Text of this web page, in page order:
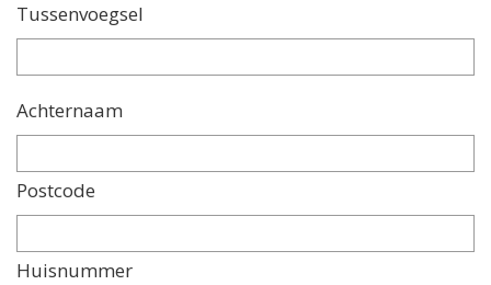
Tussenvoegsel
Achternaam
Postcode
Huisnummer